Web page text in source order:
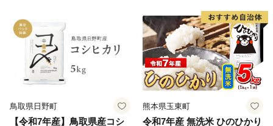
鳥取県日野町
【令和7年産】鳥取県産コシ
熊本県玉東町
令和7年産 無洗米 ひのひかり